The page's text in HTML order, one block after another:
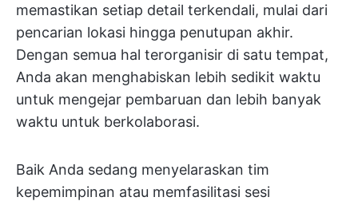
memastikan setiap detail terkendali, mulai dari
pencarian lokasi hingga penutupan akhir.
Dengan semua hal terorganisir di satu tempat,
Anda akan menghabiskan lebih sedikit waktu
untuk mengejar pembaruan dan lebih banyak
waktu untuk berkolaborasi.
Baik Anda sedang menyelaraskan tim
kepemimpinan atau memfasilitasi sesi